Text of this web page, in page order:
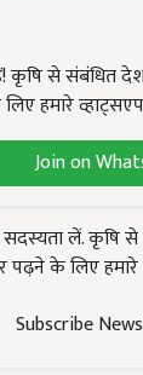
कृषि से संबंधित
हमारे
Join on
सदस्यता लें. कृषि
के लिए
Subscribe